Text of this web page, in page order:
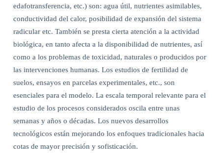
edafotransferencia, etc.) son: agua útil, nutrientes asimilables,
conductividad del calor, posibilidad de expansión del sistema
radicular etc. También se presta cierta atención a la actividad
biológica, en tanto afecta a la disponibilidad de nutrientes, así
como a los problemas de toxicidad, naturales o producidos por
las intervenciones humanas. Los estudios de fertilidad de
suelos, ensayos en parcelas experimentales, etc., son
esenciales para el modelo. La escala temporal relevante para el
estudio de los procesos considerados oscila entre unas
semanas y años o décadas. Los nuevos desarrollos
tecnológicos están mejorando los enfoques tradicionales hacia
cotas de mayor precisión y sofisticación.